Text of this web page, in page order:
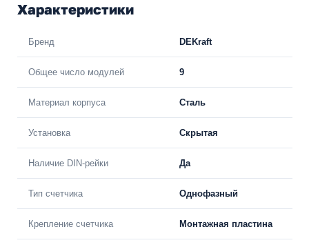
Характеристики
Бренд DEKraft
Общее число модулей 9
Материал корпуса Сталь
Установка Скрытая
Наличие DIN-рейки Да
Тип счетчика Однофазный
Крепление счетчика Монтажная пластина